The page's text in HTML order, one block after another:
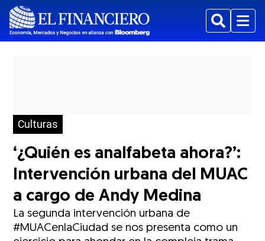
BuscarMenu
Culturas
‘¿Quién es analfabeta ahora?’:
Intervención urbana del MUAC
a cargo de Andy Medina
La segunda intervención urbana de
#MUACenlaCiudad se nos presenta como un